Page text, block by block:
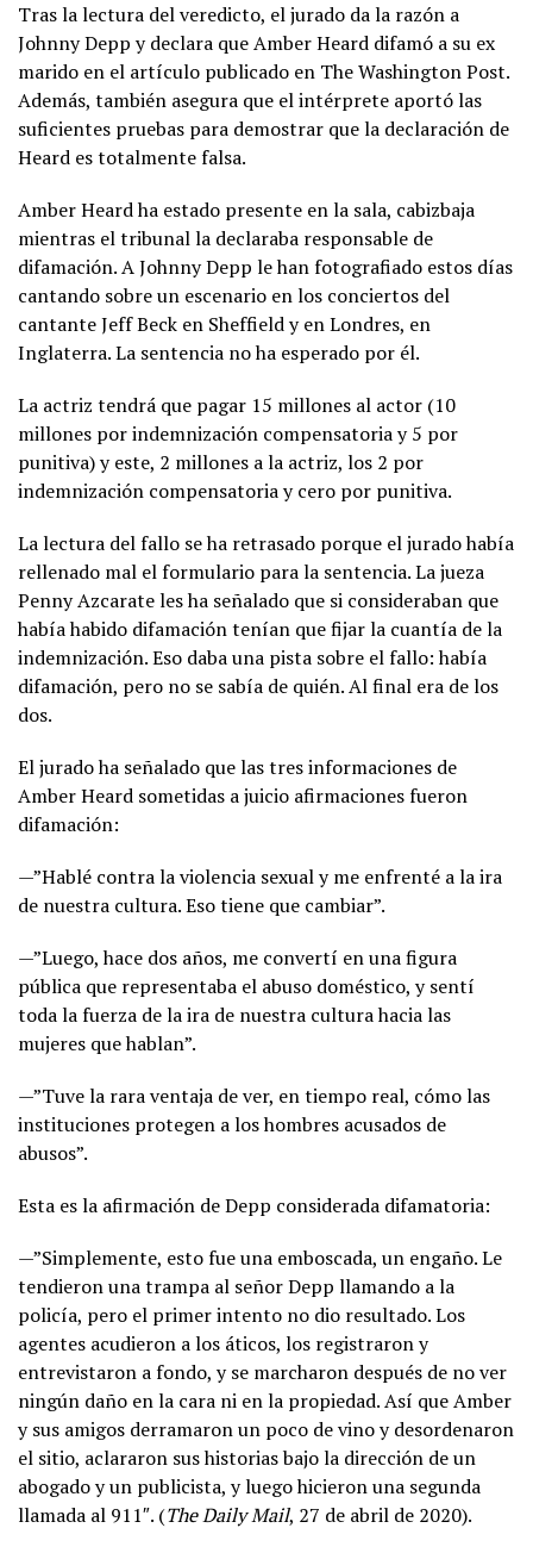
Tras la lectura del veredicto, el jurado da la razón a
Johnny Depp y declara que Amber Heard difamó a su ex
marido en el artículo publicado en The Washington Post.
Además, también asegura que el intérprete aportó las
suficientes pruebas para demostrar que la declaración de
Heard es totalmente falsa.
Amber Heard ha estado presente en la sala, cabizbaja
mientras el tribunal la declaraba responsable de
difamación. A Johnny Depp le han fotografiado estos días
cantando sobre un escenario en los conciertos del
cantante Jeff Beck en Sheffield y en Londres, en
Inglaterra. La sentencia no ha esperado por él.
La actriz tendrá que pagar 15 millones al actor (10
millones por indemnización compensatoria y 5 por
punitiva) y este, 2 millones a la actriz, los 2 por
indemnización compensatoria y cero por punitiva.
La lectura del fallo se ha retrasado porque el jurado había
rellenado mal el formulario para la sentencia. La jueza
Penny Azcarate les ha señalado que si consideraban que
había habido difamación tenían que fijar la cuantía de la
indemnización. Eso daba una pista sobre el fallo: había
difamación, pero no se sabía de quién. Al final era de los
dos.
El jurado ha señalado que las tres informaciones de
Amber Heard sometidas a juicio afirmaciones fueron
difamación:
—”Hablé contra la violencia sexual y me enfrenté a la ira
de nuestra cultura. Eso tiene que cambiar”.
—”Luego, hace dos años, me convertí en una figura
pública que representaba el abuso doméstico, y sentí
toda la fuerza de la ira de nuestra cultura hacia las
mujeres que hablan”.
—”Tuve la rara ventaja de ver, en tiempo real, cómo las
instituciones protegen a los hombres acusados de
abusos”.
Esta es la afirmación de Depp considerada difamatoria:
—”Simplemente, esto fue una emboscada, un engaño. Le
tendieron una trampa al señor Depp llamando a la
policía, pero el primer intento no dio resultado. Los
agentes acudieron a los áticos, los registraron y
entrevistaron a fondo, y se marcharon después de no ver
ningún daño en la cara ni en la propiedad. Así que Amber
y sus amigos derramaron un poco de vino y desordenaron
el sitio, aclararon sus historias bajo la dirección de un
abogado y un publicista, y luego hicieron una segunda
llamada al 911″. (The Daily Mail, 27 de abril de 2020).